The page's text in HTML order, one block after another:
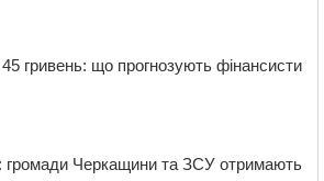
гривень: що прогнозують фінансисти
громади Черкащини та ЗСУ отримають